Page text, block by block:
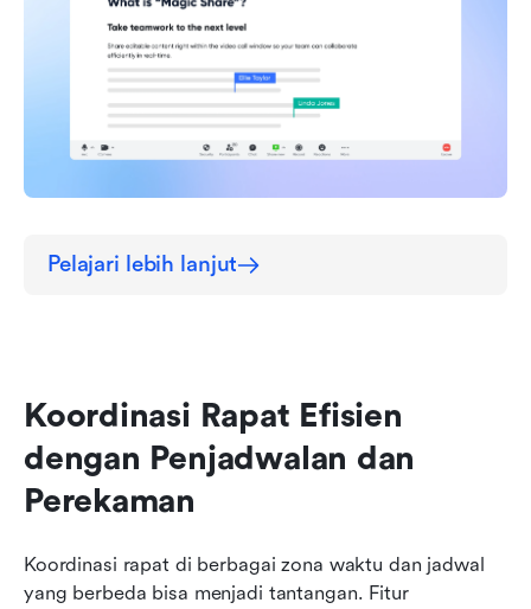
Pelajari lebih lanjut
Koordinasi Rapat Efisien
dengan Penjadwalan dan
Perekaman
Koordinasi rapat di berbagai zona waktu dan jadwal
yang berbeda bisa menjadi tantangan. Fitur